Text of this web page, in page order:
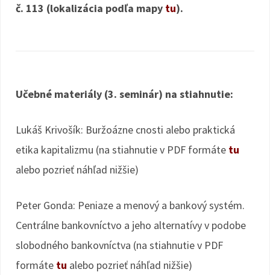
č. 113 (lokalizácia podľa mapy tu).
Učebné materiály (3. seminár) na stiahnutie:
Lukáš Krivošík: Buržoázne cnosti alebo praktická
etika kapitalizmu (na stiahnutie v PDF formáte tu
alebo pozrieť náhľad nižšie)
Peter Gonda: Peniaze a menový a bankový systém.
Centrálne bankovníctvo a jeho alternatívy v podobe
slobodného bankovníctva (na stiahnutie v PDF
formáte tu alebo pozrieť náhľad nižšie)